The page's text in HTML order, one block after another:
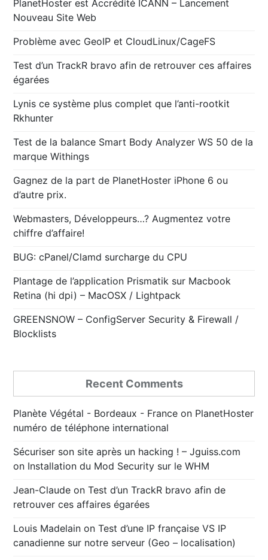
PlanetHoster est Accrédité ICANN – Lancement
Nouveau Site Web
Problème avec GeoIP et CloudLinux/CageFS
Test d’un TrackR bravo afin de retrouver ces affaires
égarées
Lynis ce système plus complet que l’anti-rootkit
Rkhunter
Test de la balance Smart Body Analyzer WS 50 de la
marque Withings
Gagnez de la part de PlanetHoster iPhone 6 ou
d’autre prix.
Webmasters, Développeurs…? Augmentez votre
chiffre d’affaire!
BUG: cPanel/Clamd surcharge du CPU
Plantage de l’application Prismatik sur Macbook
Retina (hi dpi) – MacOSX / Lightpack
GREENSNOW – ConfigServer Security & Firewall /
Blocklists
Recent Comments
Planète Végétal - Bordeaux - France on PlanetHoster
numéro de téléphone international
Sécuriser son site après un hacking ! – Jguiss.com
on Installation du Mod Security sur le WHM
Jean-Claude onTest d’un TrackR bravo afin de
retrouver ces affaires égarées
Louis Madelain onTest d’une IP française VS IP
canadienne sur notre serveur (Geo – localisation)